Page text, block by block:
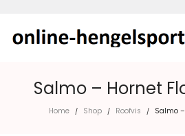
Salmo – Hornet
Home / Shop / Roofvis / Salmo